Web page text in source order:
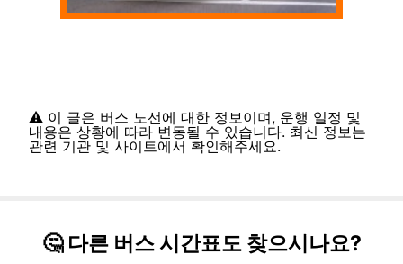
⚠️ 이 글은 버스 노선에 대한 정보이며, 운행 일정 및
내용은 상황에 따라 변동될 수 있습니다. 최신 정보는
관련 기관 및 사이트에서 확인해주세요.
🤔 다른 버스 시간표도 찾으시나요?